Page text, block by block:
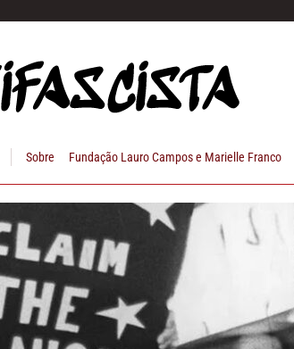
Sobre Fundação Lauro Campos e Marielle Franco